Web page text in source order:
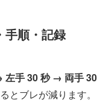
順・記録
左手 30 秒 → 両手 30
とブレが減ります。